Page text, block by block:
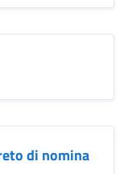
di nomina